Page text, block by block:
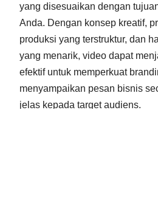
yang disesuaikan dengan
Anda. Dengan konsep kreatif,
produksi yang terstruktur, dan
yang menarik, video dapat
efektif untuk memperkuat
menyampaikan pesan bisnis
jelas kepada target audiens.